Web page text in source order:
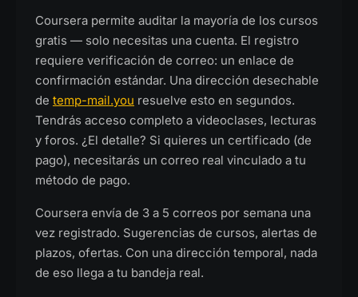
Coursera permite auditar la mayoría de los cursos
gratis — solo necesitas una cuenta. El registro
requiere verificación de correo: un enlace de
confirmación estándar. Una dirección desechable
de temp-mail.you resuelve esto en segundos.
Tendrás acceso completo a videoclases, lecturas
y foros. ¿El detalle? Si quieres un certificado (de
pago), necesitarás un correo real vinculado a tu
método de pago.
Coursera envía de 3 a 5 correos por semana una
vez registrado. Sugerencias de cursos, alertas de
plazos, ofertas. Con una dirección temporal, nada
de eso llega a tu bandeja real.